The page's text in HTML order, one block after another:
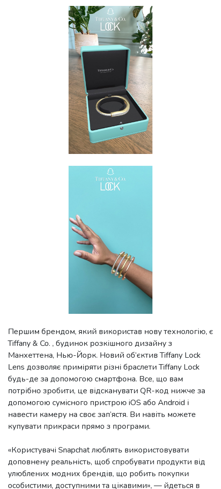
Першим брендом, який використав нову технологію, є
Tiffany & Co. , будинок розкішного дизайну з
Манхеттена, Нью-Йорк. Новий об’єктив Tiffany Lock
Lens дозволяє приміряти різні браслети Tiffany Lock
будь-де за допомогою смартфона. Все, що вам
потрібно зробити, це відсканувати QR-код нижче за
допомогою сумісного пристрою iOS або Android і
навести камеру на своє зап’ястя. Ви навіть можете
купувати прикраси прямо з програми.
«Користувачі Snapchat люблять використовувати
доповнену реальність, щоб спробувати продукти від
улюблених модних брендів, що робить покупки
особистими, доступними та цікавими», — йдеться в